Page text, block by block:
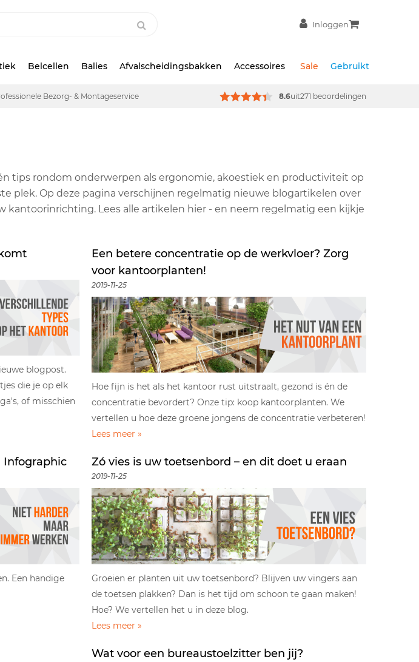
Inloggen
Belcellen Balies Afvalscheidingsbakken Accessoires Sale Gebruikt
Bezorg- & Montageservice 8.6uit271 beoordelingen
tips rondom onderwerpen als ergonomie, akoestiek en productiviteit op
plek. Op deze pagina verschijnen regelmatig nieuwe blogartikelen over
Lees alle artikelen hier - en neem regelmatig een kijkje
blogpost.
die je op elk
of misschien
Een betere concentratie op de werkvloer? Zorg
voor kantoorplanten!
2019-11-25
Hoe fijn is het als het kantoor rust uitstraalt, gezond is én de
concentratie bevordert? Onze tip: koop kantoorplanten. We
vertellen u hoe deze groene jongens de concentratie verbeteren!
Lees meer »
Infographic
Een handige
Zó vies is uw toetsenbord – en dit doet u eraan
2019-11-25
Groeien er planten uit uw toetsenbord? Blijven uw vingers aan
de toetsen plakken? Dan is het tijd om schoon te gaan maken!
Hoe? We vertellen het u in deze blog.
Lees meer »
Wat voor een bureaustoelzitter ben jij?